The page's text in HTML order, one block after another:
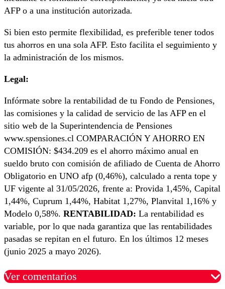
AFP o a una institución autorizada.
Si bien esto permite flexibilidad, es preferible tener todos
tus ahorros en una sola AFP. Esto facilita el seguimiento y
la administración de los mismos.
Legal:
Infórmate sobre la rentabilidad de tu Fondo de Pensiones,
las comisiones y la calidad de servicio de las AFP en el
sitio web de la Superintendencia de Pensiones
www.spensiones.cl COMPARACIÓN Y AHORRO EN
COMISIÓN: $434.209 es el ahorro máximo anual en
sueldo bruto con comisión de afiliado de Cuenta de Ahorro
Obligatorio en UNO afp (0,46%), calculado a renta tope y
UF vigente al 31/05/2026, frente a: Provida 1,45%, Capital
1,44%, Cuprum 1,44%, Habitat 1,27%, Planvital 1,16% y
Modelo 0,58%. RENTABILIDAD: La rentabilidad es
variable, por lo que nada garantiza que las rentabilidades
pasadas se repitan en el futuro. En los últimos 12 meses
(junio 2025 a mayo 2026).
Ver comentarios